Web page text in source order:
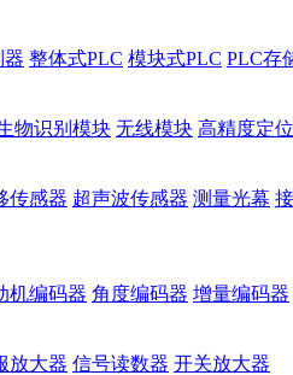
器 整体式PLC 模块式PLC PLC存
物识别模块 无线模块 高精度定
传感器 超声波传感器 测量光幕
机编码器 角度编码器 增量编码器
放大器 信号读数器 开关放大器